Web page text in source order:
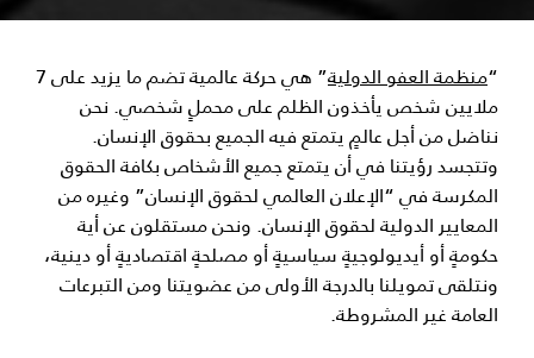
“منظمة العفو الدولية
” هي حركة عالمية تضم ما يزيد على 7
ملايين شخص يأخذون الظلم على محملٍ شخصي. نحن
نناضل من أجل عالمٍ يتمتع فيه الجميع بحقوق الإنسان.
وتتجسد رؤيتنا في أن يتمتع جميع الأشخاص بكافة الحقوق
المكرسة في “الإعلان العالمي لحقوق الإنسان” وغيره من
المعايير الدولية لحقوق الإنسان. ونحن مستقلون عن أية
حكومةٍ أو أيديولوجيةٍ سياسيةٍ أو مصلحةٍ اقتصاديةٍ أو دينية،
ونتلقى تمويلنا بالدرجة الأولى من عضويتنا ومن التبرعات
العامة غير المشروطة.